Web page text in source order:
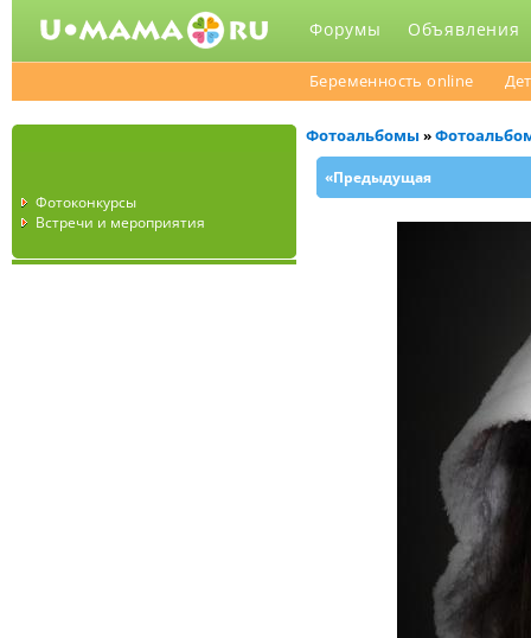
Форумы Объявления
Беременность online
Фотоконкурсы
Встречи и мероприятия
Фотоальбомы »
«Предыдущая